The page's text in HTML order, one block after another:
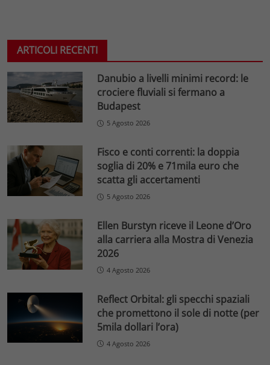
ARTICOLI RECENTI
Danubio a livelli minimi record: le
crociere fluviali si fermano a
Budapest
5 Agosto 2026
Fisco e conti correnti: la doppia
soglia di 20% e 71mila euro che
scatta gli accertamenti
5 Agosto 2026
Ellen Burstyn riceve il Leone d’Oro
alla carriera alla Mostra di Venezia
2026
4 Agosto 2026
Reflect Orbital: gli specchi spaziali
che promettono il sole di notte (per
5mila dollari l’ora)
4 Agosto 2026